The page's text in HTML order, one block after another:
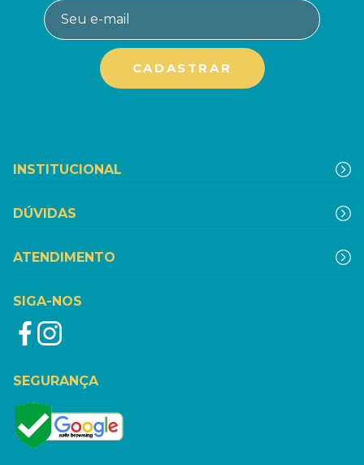
INSTITUCIONAL
DÚVIDAS
ATENDIMENTO
SIGA-NOS
SEGURANÇA